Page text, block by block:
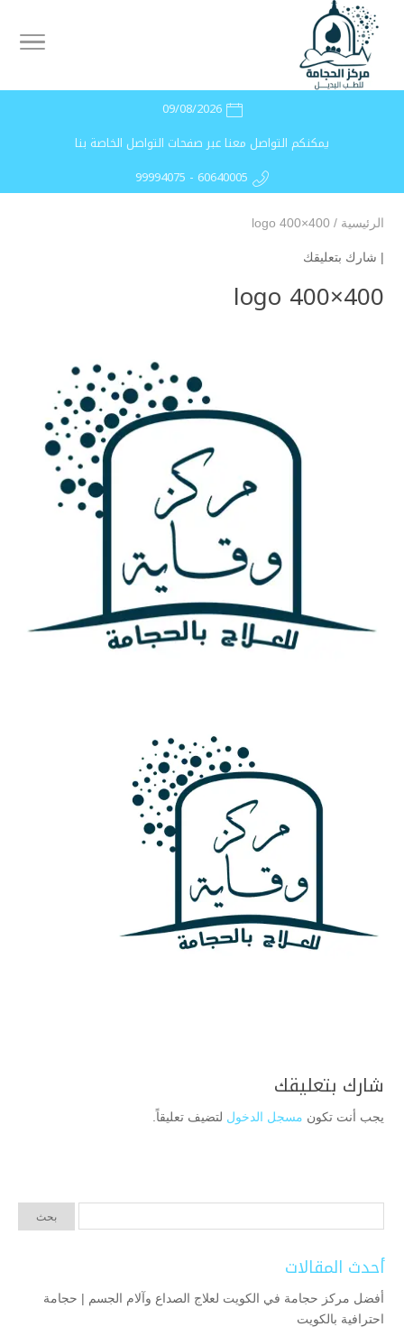
09/08/2026
يمكنكم التواصل معنا عبر صفحات التواصل الخاصة بنا
99994075 - 60640005
الرئيسية /
logo 400×400
| شارك بتعليقك
logo 400×400
شارك بتعليقك
يجب أنت تكون مسجل الدخول لتضيف تعليقاً.
أحدث المقالات
أفضل مركز حجامة في الكويت لعلاج الصداع وآلام الجسم | حجامة
احترافية بالكويت